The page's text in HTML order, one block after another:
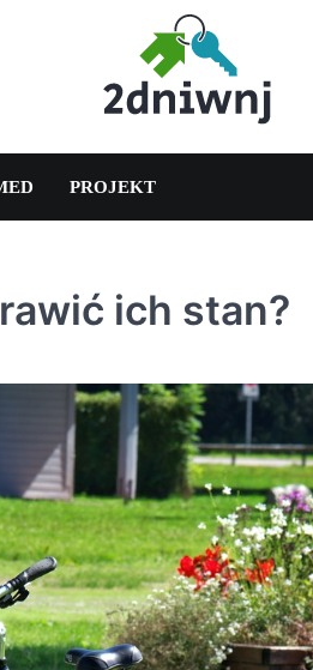
PROJEKT
ich stan?